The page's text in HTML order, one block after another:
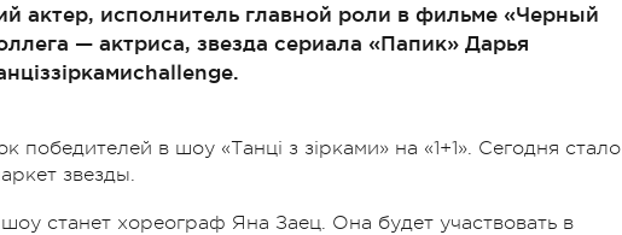
актер, исполнитель главной роли в фильме «Черный
— актриса, звезда сериала «Папик» Дарья
победителей в шоу «Танці з зірками» на «1+1». Сегодня стало
звезды.
станет хореограф Яна Заец. Она будет участвовать в